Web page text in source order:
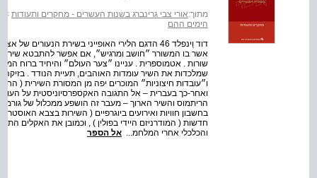
מתוך:אורי צבי גרינברג בשנות העשרים - מחקרים ותעודות >
הימים ההם
דוד וַינפלד 46 הדגם הלירי האופייני בשירת
אשר בו המשורר ״חושב ומרגיש״, אם אפשר להתבטא שיר זה
שמלכדות את השיר עומדות האוהבים, תעיית הנודד .
ו״עובדות חיצוניות״ המוכרים יפה מן המסורת השירית (
ואחר-כך בעברית – אל התגובה האקספרסיוניסטית על
הריתמוס והשיר הארוך – מעבר זה הושפע ממכלול של
חדשות ( המודרניזם היידי בפולין ) , וכמובן את האקלים
והכלכלי אחרי המלחמ... אל הספר